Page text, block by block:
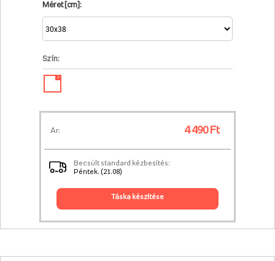
Méret [cm]:
Szín:
✓
Ár: 4 490 Ft
Becsült standard kézbesítés:
Péntek. (21.08)
táska készítése